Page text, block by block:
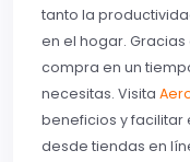
tanto la
en el hogar.
compra en un
necesitas. Visita
beneficios y facilitar
desde tiendas en